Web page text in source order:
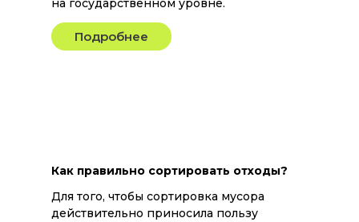
Для того, чтобы сортировка мусора
действительно приносила пользу
на государственном уровне.
Как правильно сортировать отходы?
Подробнее